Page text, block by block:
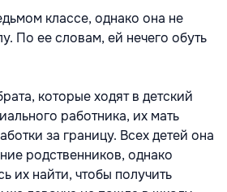
классе, однако она не
По ее словам, ей нечего обуть
которые ходят в детский
работника, их мать
за границу. Всех детей она
родственников, однако
их найти, чтобы получить